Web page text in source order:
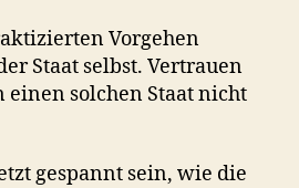
Vorgehen
Staat selbst. Vertrauen
solchen Staat nicht
gespannt sein, wie die